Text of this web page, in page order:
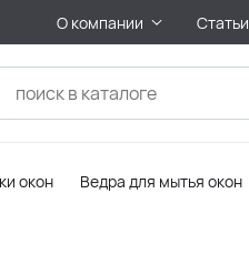
О компании Статьи
окон Ведра для мытья окон